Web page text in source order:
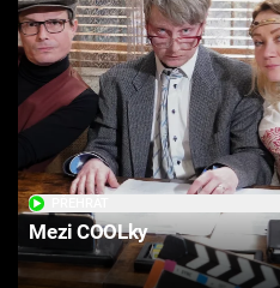
Mezi COOLky